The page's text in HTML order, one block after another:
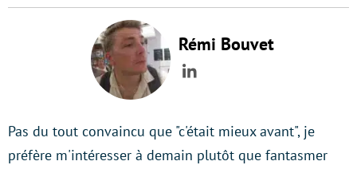
Rémi Bouvet
LinkedIn
Pas du tout convaincu que "c'était mieux avant", je
préfère m'intéresser à demain plutôt que fantasmer